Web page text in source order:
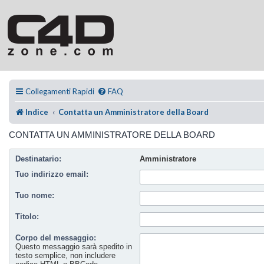
Collegamenti Rapidi FAQ
Indice Contatta un Amministratore della Board
CONTATTA UN AMMINISTRATORE DELLA BOARD
Destinatario:
Amministratore
Tuo indirizzo email:
Tuo nome:
Titolo:
Corpo del messaggio:
Questo messaggio sarà spedito in
testo semplice, non includere